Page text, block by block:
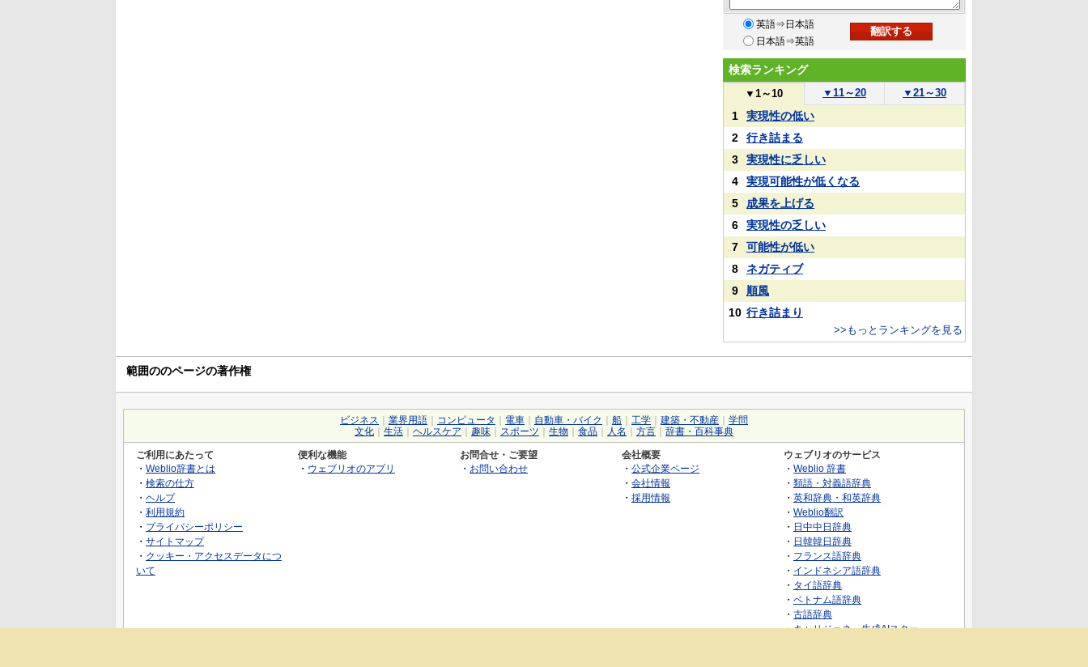
英語⇒日本語
日本語⇒英語
検索ランキング
▼ 1～10 ▼ 11～20 ▼ 21～30
1
実現性の低い
2
行き詰まる
3
実現性に乏しい
4
実現可能性が低くなる
5
成果を上げる
6
実現性の乏しい
7
可能性が低い
8
ネガティブ
9
順風
10 行き詰まり
>>もっとランキングを見る
範囲ののページの著作権
ビジネス 業界用語 コンピュータ 電車 自動車・バイク 船 工学 建築・不動産
学問
文化
生活 ヘルスケア 趣味 スポーツ 生物 食品 人名 方言 辞書・百科事典
ご利用にあたって
・ Weblio辞書とは
・ 検索の仕方
・ ヘルプ
・ 利用規約
・ プライバシーポリシー
・ サイトマップ
・ クッキー・アクセスデータにつ
いて
便利な機能
・ ウェブリオのアプリ
お問合せ・ご要望
・ お問い合わせ
会社概要
・ 公式企業ページ
・ 会社情報
・ 採用情報
ウェブリオのサービス
・ Weblio 辞書
・ 類語・対義語辞典
・ 英和辞典・和英辞典
・ Weblio翻訳
・ 日中中日辞典
・ 日韓韓日辞典
・ フランス語辞典
・ インドネシア語辞典
・ タイ語辞典
・ ベトナム語辞典
・ 古語辞典
・キャリジェネ～生成AIスクー